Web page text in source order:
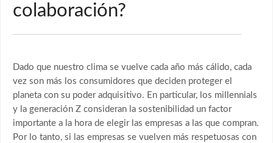
Póngase en contacto con
colaboración?
Dado que nuestro clima se vuelve cada año más cálido, cada
vez son más los consumidores que deciden proteger el
planeta con su poder adquisitivo. En particular, los millennials
y la generación Z consideran la sostenibilidad un factor
importante a la hora de elegir las empresas a las que compran.
Por lo tanto, si las empresas se vuelven más respetuosas con